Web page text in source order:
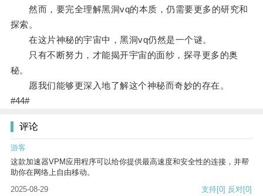
然而，要完全理解黑洞vq的本质，仍需要更多的研究和
探索。
在这片神秘的宇宙中，黑洞vq仍然是一个谜。
只有不断努力，才能揭开宇宙的面纱，探寻更多的奥
秘。
愿我们能够更深入地了解这个神秘而奇妙的存在。
#44#
评论
游客
这款加速器VPM应用程序可以给你提供最高速度和安全性的连接，并帮
助你在网络上自由移动。
2025-08-29
支持[0] 反对[0]